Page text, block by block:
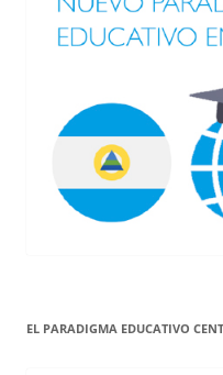
EL PARADIGMA EDUCATIVO